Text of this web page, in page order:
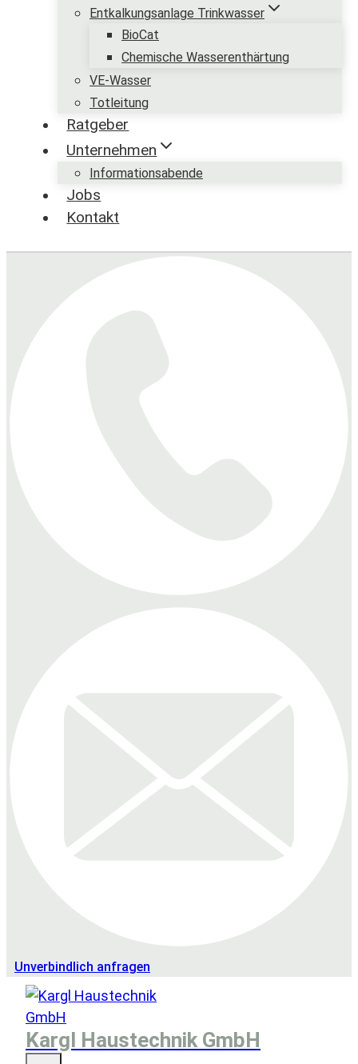
Entkalkungsanlage Trinkwasser
BioCat
Chemische Wasserenthärtung
VE-Wasser
Totleitung
Ratgeber
Unternehmen
Informationsabende
Jobs
Kontakt
Unverbindlich anfragen
Kargl Haustechnik GmbH